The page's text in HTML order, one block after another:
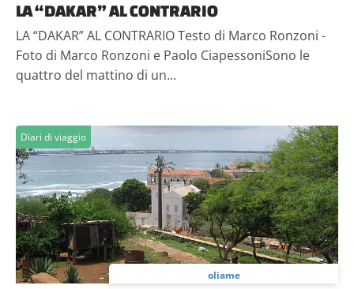
LA “DAKAR” AL CONTRARIO
LA “DAKAR” AL CONTRARIO Testo di Marco Ronzoni -
Foto di Marco Ronzoni e Paolo CiapessoniSono le
quattro del mattino di un...
Diari di viaggio
oliame